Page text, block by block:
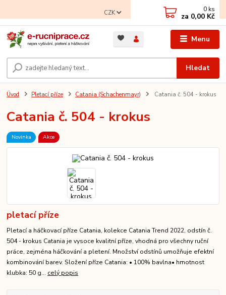
Menu
CZK
Hledat
0 ks
za 0,00 Kč
Úvod Pletací příze Catania (Schachenmayr) Catania č. 504 - krokus
Catania č. 504 - krokus
Novinka Akce
pletací příze
Pletací a háčkovací příze Catania, kolekce Catania Trend 2022, odstín č.
504 - krokus Catania je vysoce kvalitní příze, vhodná pro všechny ruční
práce, zejména háčkování a pletení. Množství odstínů umožňuje efektní
kombinování barev. Složení příze Catania: • 100% bavlna• hmotnost
klubka: 50 g... celý popis